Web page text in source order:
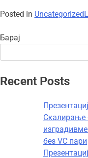
Posted in Uncategorized
Барај
Recent Posts
Скалирање
без VC пари